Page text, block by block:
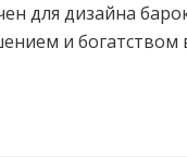
для дизайна
и